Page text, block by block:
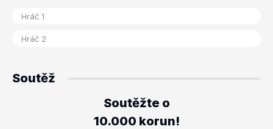
Soutěž
Soutěžte o
10.000 korun!